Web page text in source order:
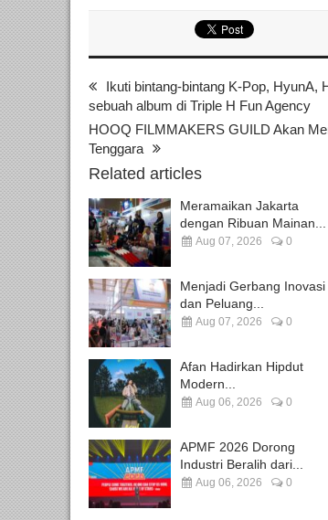
Ikuti bintang-bintang K-Pop, HyunA,
sebuah album di Triple H Fun Agency
HOOQ FILMMAKERS GUILD Akan
Tenggara
Related articles
Meramaikan Jakarta
dengan Ribuan Mainan...
Aug 07, 2026 0
Menjadi Gerbang Inovasi
dan Peluang...
Aug 07, 2026 0
Afan Hadirkan Hipdut
Modern...
Aug 06, 2026 0
APMF 2026 Dorong
Industri Beralih dari...
Aug 06, 2026 0